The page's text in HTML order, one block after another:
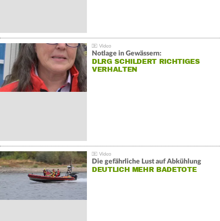
Notlage in Gewässern:
DLRG SCHILDERT RICHTIGES
VERHALTEN
Die gefährliche Lust auf Abkühlung
DEUTLICH MEHR BADETOTE